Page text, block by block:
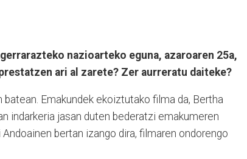
nazioarteko eguna, azaroaren 25a,
ari al zarete? Zer aurreratu daiteke?
batean. Emakundek ekoiztutako filma da, Bertha
indarkeria jasan duten bederatzi emakumeren
bertan izango dira, filmaren ondorengo